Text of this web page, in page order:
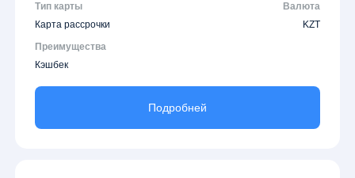
Тип карты
Валюта
Карта рассрочки
KZT
Преимущества
Кэшбек
Подробней